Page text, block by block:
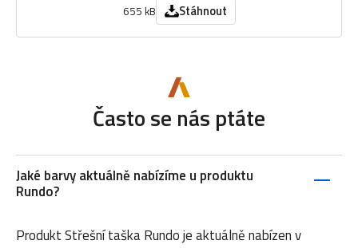
655 kB Stáhnout
Často se nás ptáte
Jaké barvy aktuálně nabízíme u produktu
Rundo?
Produkt Střešní taška Rundo je aktuálně nabízen v